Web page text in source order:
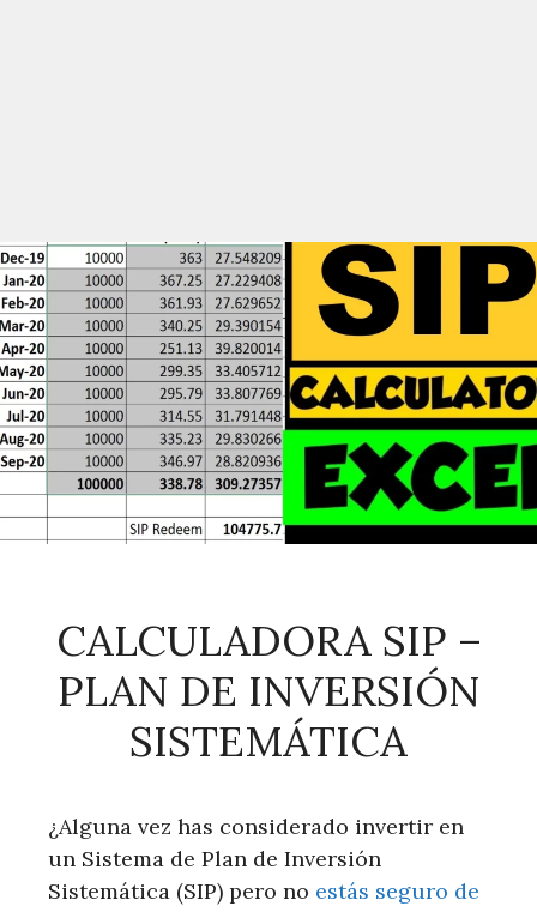
CALCULADORA SIP –
PLAN DE INVERSIÓN
SISTEMÁTICA
¿Alguna vez has considerado invertir en
un Sistema de Plan de Inversión
Sistemática (SIP) pero no estás seguro de